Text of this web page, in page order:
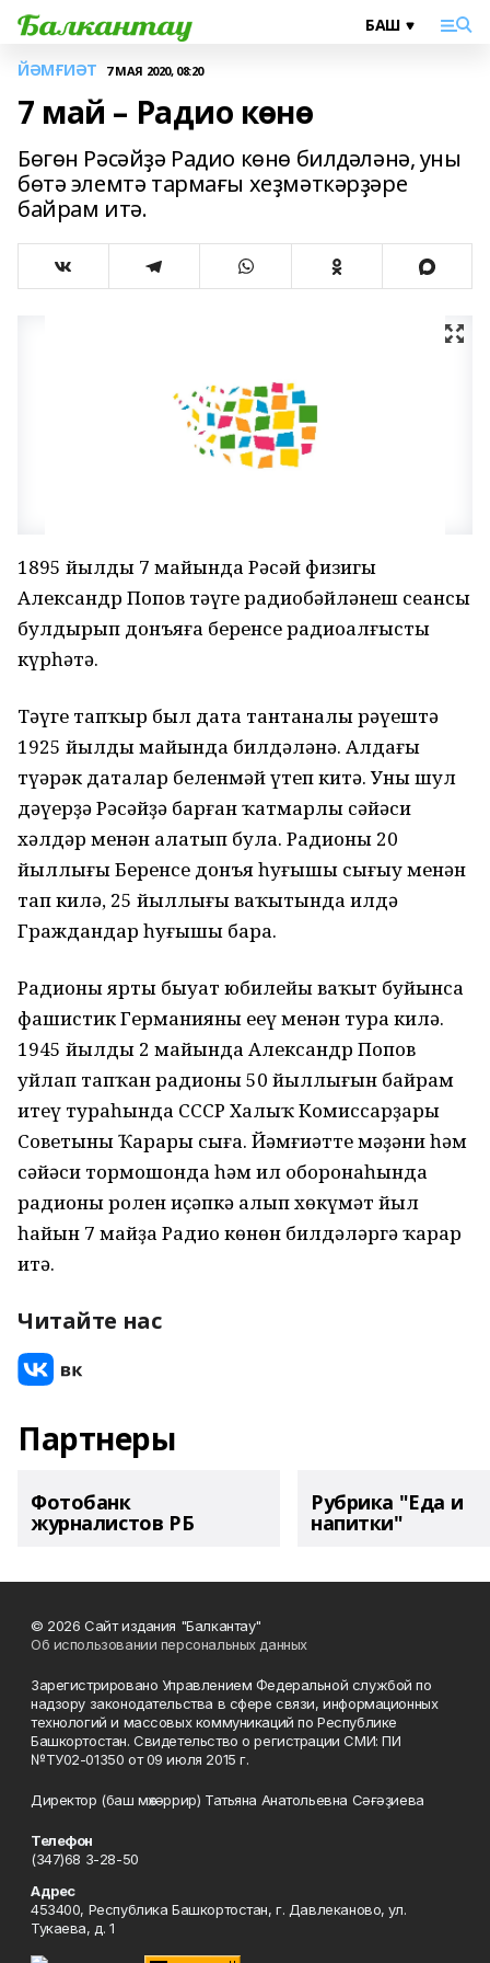
ЙӘМҒИӘТ 7 МАЯ 2020, 08:20
7 май – Радио көнө
Бөгөн Рәсәйҙә Радио көнө билдәләнә, уны
бөтә элемтә тармағы хеҙмәткәрҙәре
байрам итә.
1895 йылдың 7 майында Рәсәй физигы
Александр Попов тәүге радиобәйләнеш сеансы
булдырып донъяға беренсе радиоалғысты
күрһәтә.
Тәүге тапҡыр был дата тантаналы рәүештә
1925 йылдың майында билдәләнә. Алдағы
түңәрәк даталар беленмәй үтеп китә. Уны шул
дәүерҙә Рәсәйҙә барған ҡатмарлы сәйәси
хәлдәр менән аңлатып була. Радионың 20
йыллығы Беренсе донъя һуғышы сығыу менән
тап килә, 25 йыллығы ваҡытында илдә
Граждандар һуғышы бара.
Радионың ярты быуат юбилейы ваҡыт буйынса
фашистик Германияны еңеү менән тура килә.
1945 йылдың 2 майында Александр Попов
уйлап тапҡан радионың 50 йыллығын байрам
итеү тураһында СССР Халыҡ Комиссарҙары
Советының Ҡарары сыға. Йәмғиәттең мәҙәни һәм
сәйәси тормошонда һәм ил оборонаһында
радионың ролен иҫәпкә алып хөкүмәт йыл
һайын 7 майҙа Радио көнөн билдәләргә ҡарар
итә.
Читайте нас
Партнеры
Фотобанк
журналистов РБ
Рубрика "Еда и
напитки"
© 2026 Сайт издания "Балкантау"
Об использовании персональных данных
Зарегистрировано Управлением Федеральной службой по
надзору законодательства в сфере связи, информационных
технологий и массовых коммуникаций по Республике
Башкортостан. Свидетельство о регистрации СМИ: ПИ
№ТУ02-01350 от 09 июля 2015 г.
Директор (баш мөхәррир) Татьяна Анатольевна Сәғәҙиева
Телефон
(347)68 3-28-50
Адрес
453400, Республика Башкортостан, г. Давлеканово, ул.
Тукаева, д. 1